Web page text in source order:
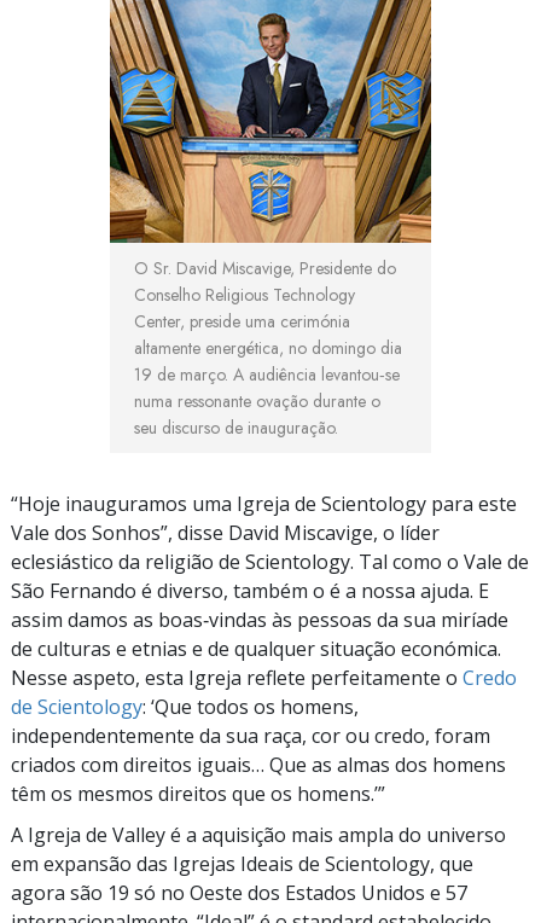
O Sr. David Miscavige, Presidente do
Conselho Religious Technology
Center, preside uma cerimónia
altamente energética, no domingo dia
19 de março. A audiência levantou‑se
numa ressonante ovação durante o
seu discurso de inauguração.
“Hoje inauguramos uma Igreja de Scientology para este
Vale dos Sonhos”, disse David Miscavige, o líder
eclesiástico da religião de Scientology. Tal como o Vale de
São Fernando é diverso, também o é a nossa ajuda. E
assim damos as boas‑vindas às pessoas da sua miríade
de culturas e etnias e de qualquer situação económica.
Nesse aspeto, esta Igreja reflete perfeitamente o Credo
de Scientology: ‘Que todos os homens,
independentemente da sua raça, cor ou credo, foram
criados com direitos iguais… Que as almas dos homens
têm os mesmos direitos que os homens.’”
A Igreja de Valley é a aquisição mais ampla do universo
em expansão das Igrejas Ideais de Scientology, que
agora são 19 só no Oeste dos Estados Unidos e 57